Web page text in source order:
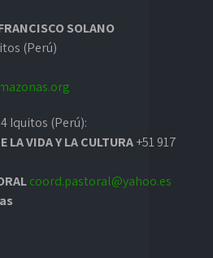
SOLANO
(Perú)
Iquitos (Perú):
LA VIDA Y LA CULTURA+51 917
coord.pastoral@yahoo.es